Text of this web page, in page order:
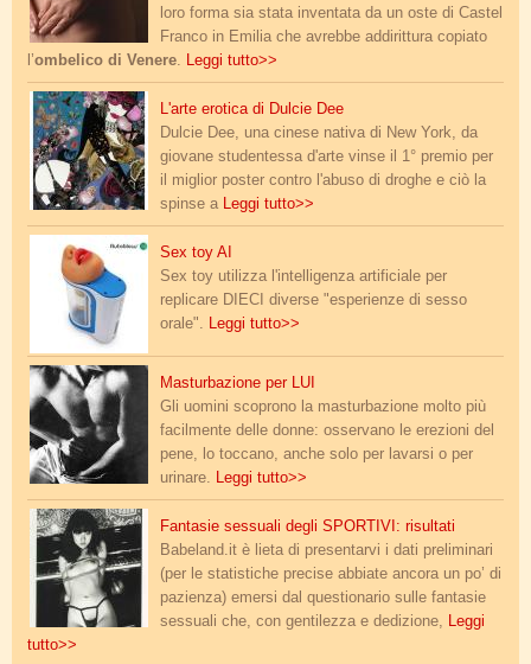
loro forma sia stata inventata da un oste di Castel
Franco in Emilia che avrebbe addirittura copiato
l’ombelico di Venere. Leggi tutto>>
sex_goddess.jpgL'arte erotica di Dulcie Dee
Dulcie Dee, una cinese nativa di New York, da
giovane studentessa d'arte vinse il 1° premio per
il miglior poster contro l'abuso di droghe e ciò la
spinse a Leggi tutto>>
blowjobai.jpg
Sex toy AI
Sex toy utilizza l'intelligenza artificiale per
replicare DIECI diverse "esperienze di sesso
orale". Leggi tutto>>
masturbazione_lui.jpgMasturbazione per LUI
Gli uomini scoprono la masturbazione molto più
facilmente delle donne: osservano le erezioni del
pene, lo toccano, anche solo per lavarsi o per
urinare. Leggi tutto>>
araki_4.jpg
Fantasie sessuali degli SPORTIVI: risultati
Babeland.it è lieta di presentarvi i dati preliminari
(per le statistiche precise abbiate ancora un po’ di
pazienza) emersi dal questionario sulle fantasie
sessuali che, con gentilezza e dedizione, Leggi
tutto>>